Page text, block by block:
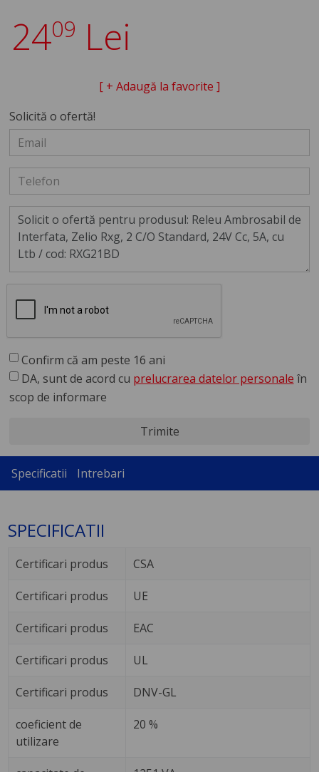
2409 Lei
[ + Adaugă la favorite ]
Solicită o ofertă!
Confirm că am peste 16 ani
DA, sunt de acord cu prelucrarea datelor personale în
scop de informare
Trimite
Specificatii Intrebari
SPECIFICATII
Certificari produs CSA
Certificari produs UE
Certificari produs EAC
Certificari produs UL
Certificari produs DNV-GL
coeficient de
utilizare
20 %